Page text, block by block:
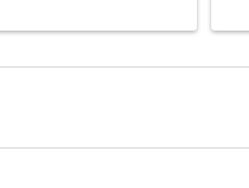
cmp-view-offers-disclaimer.
cmp-view-offers-disclaimer.
HAN–BGW: cmp-view-offers-
HAN–BGW: cmp-view-offers-
HAN–BGW: cmp-view-
HAN–BGW: cmp-
HAN–BGW: cmp-
HAN–BGW: